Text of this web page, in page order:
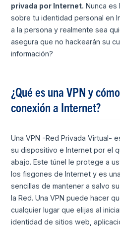
privada por Internet. Nunca es
sobre tu identidad personal en
a la persona y realmente sea
asegura que no hackearán su
información?
¿Qué es una VPN y
conexión a Internet?
Una VPN -Red Privada Virtual-
su dispositivo e Internet por el
abajo. Este túnel le protege a
los fisgones de Internet y es
sencillas de mantener a salvo
la Red. Una VPN puede hacer
cualquier lugar que elijas al
identidad de sitios web,